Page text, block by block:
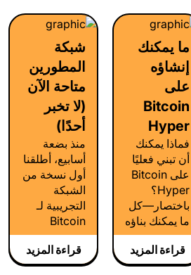
Solana
Machine.
وبينما لا تزال
بيئات التنفيذ،
ومستكشفي
الشبكة،
وأدوات
المطورين قيد
التطوير، فإن
الصورة العامة
واضحة: نحن
نبني طبقة
التطبيقات
للبيتكوين.
ما يمكنك
إنشاؤه
على
Bitcoin
Hyper
فماذا يمكنك
أن تبني فعليًا
على Bitcoin
Hyper؟
باختصار—كل
ما يمكنك بناؤه
على سولانا.
بيئة التشغيل
لدينا متوافقة
قراءة المزيد
شبكة
المطورين
متاحة الآن
(لا تخبر
أحدًا)
منذ بضعة
أسابيع، أطلقنا
أول نسخة من
الشبكة
التجريبية لـ
Bitcoin
Hyper بهدوء،
دون ضجيج، أو
حملات
قراءة المزيد